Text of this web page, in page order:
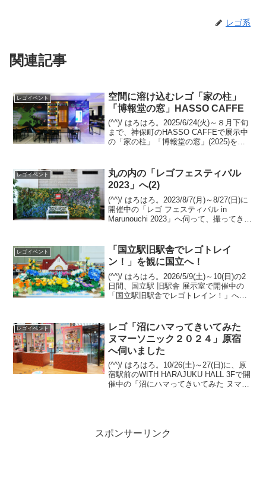
レゴ系
関連記事
レゴイベント
空間に溶け込むレゴ「家の柱」
「博報堂の窓」HASSO CAFFE
(^^)/ はろはろ。2025/6/24(火)～８月下旬
まで、神保町のHASSO CAFFEで展示中
の「家の柱」「博報堂の窓」(2025)を観
るレゴブロックのMOCとは...
レゴイベント
丸の内の「レゴフェスティバル
2023」へ(2)
(^^)/ はろはろ。2023/8/7(月)～8/27(日)に
開催中の「レゴ フェスティバル in
Marunouchi 2023」へ伺って、撮ってきた
回は、丸ビル 回...
レゴイベント
「国立駅旧駅舎でレゴトレイ
ン！」を観に国立へ！
(^^)/ はろはろ。2026/5/9(土)～10(日)の2
日間、国立駅 旧駅舎 展示室で開催中の
「国立駅旧駅舎でレゴトレイン！」へ伺
年記念サイトでも紹介されて...
レゴイベント
レゴ「沼にハマってきいてみた
ヌマーソニック２０２４」原宿
へ伺いました
(^^)/ はろはろ。10/26(土)～27(日)に、原
宿駅前のWITH HARAJUKU HALL 3Fで開
催中の「沼にハマってきいてみた ヌマー
スポンサーリンク